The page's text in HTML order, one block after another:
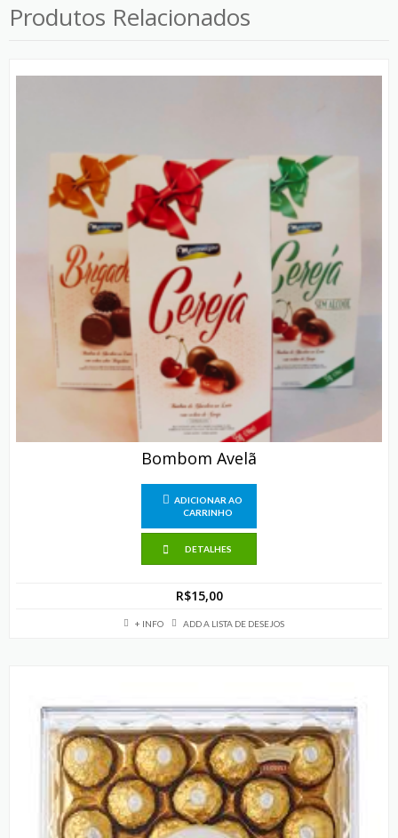
Produtos Relacionados
Bombom Avelã
ADICIONAR AO
CARRINHO
DETALHES
R$15,00
+ INFO ADD A LISTA DE DESEJOS